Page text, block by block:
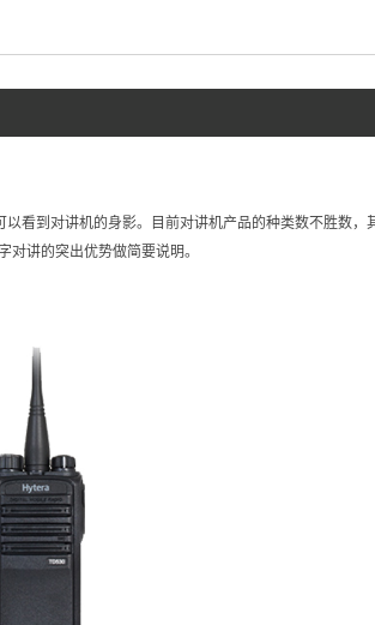
看到对讲机的身影。目前对讲机产品的种类数不胜数，
讲的突出优势做简要说明。